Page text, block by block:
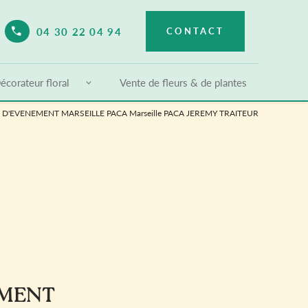
04 30 22 04 94 CONTACT
floral Vente de fleurs & de plantes
MARSEILLE PACA Marseille PACA JEREMY TRAITEUR